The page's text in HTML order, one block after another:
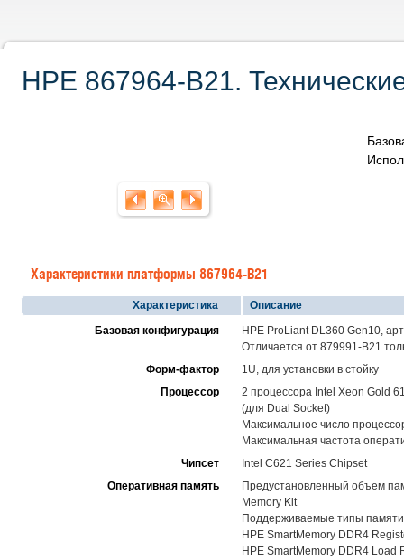
HPE 867964-B21.
Характеристики платформы 867964-B21
Характеристика
Описание
Базовая конфигурация
HPE ProLiant DL360 Gen10,
Отличается от 879991-B21
Форм-фактор
1U, для установки в стойку
Процессор
2 процессора Intel Xeon Gold
(для Dual Socket)
Максимальное число
Максимальная частота
Чипсет
Intel C621 Series Chipset
Оперативная память
Предустановленный объем
Memory Kit
Поддерживаемые типы
HPE SmartMemory DDR4
HPE SmartMemory DDR4 Load